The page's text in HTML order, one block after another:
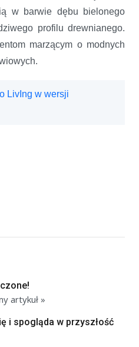
w barwie dębu bielonego
profilu drewnianego.
marzącym o modnych
LivIng w wersji
artykuł »
i spogląda w przyszłość